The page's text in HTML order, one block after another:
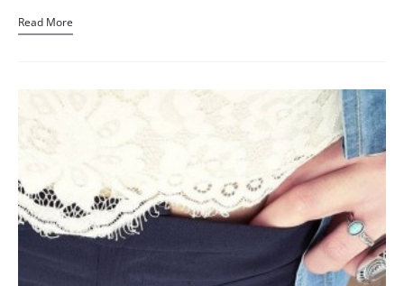
Read More